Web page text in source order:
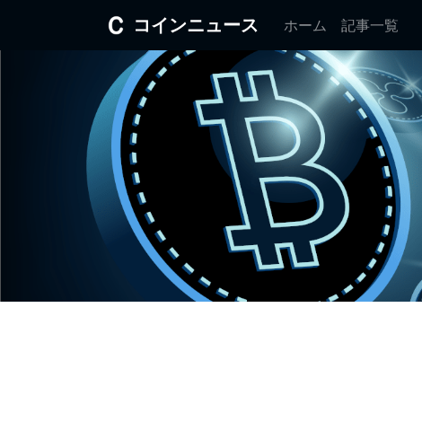
コインニュース ホーム 記事一覧